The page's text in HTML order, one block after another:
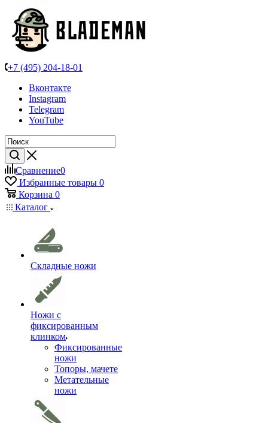
+7 (495) 204-18-01
Вконтакте
Instagram
Telegram
YouTube
Сравнение0
Избранные товары 0
Корзина 0
Каталог
Складные ножи
Ножи с
фиксированным
клинком
Фиксированные
ножи
Топоры, мачете
Метательные
ножи